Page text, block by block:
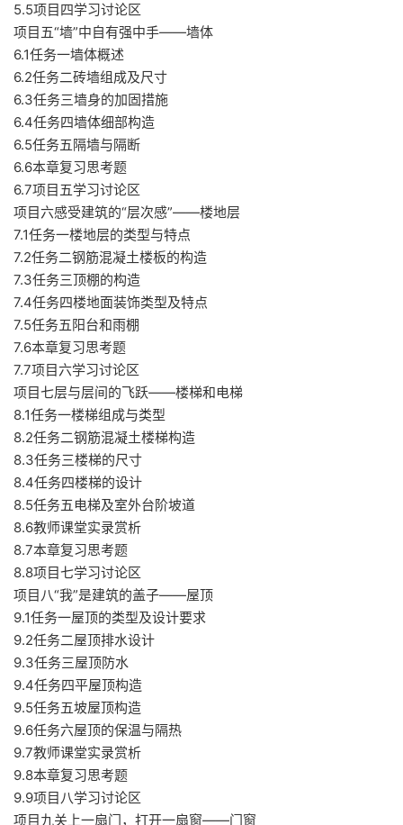
5.5项目四学习讨论区
项目五“墙”中自有强中手——墙体
6.1任务一墙体概述
6.2任务二砖墙组成及尺寸
6.3任务三墙身的加固措施
6.4任务四墙体细部构造
6.5任务五隔墙与隔断
6.6本章复习思考题
6.7项目五学习讨论区
项目六感受建筑的“层次感”——楼地层
7.1任务一楼地层的类型与特点
7.2任务二钢筋混凝土楼板的构造
7.3任务三顶棚的构造
7.4任务四楼地面装饰类型及特点
7.5任务五阳台和雨棚
7.6本章复习思考题
7.7项目六学习讨论区
项目七层与层间的飞跃——楼梯和电梯
8.1任务一楼梯组成与类型
8.2任务二钢筋混凝土楼梯构造
8.3任务三楼梯的尺寸
8.4任务四楼梯的设计
8.5任务五电梯及室外台阶坡道
8.6教师课堂实录赏析
8.7本章复习思考题
8.8项目七学习讨论区
项目八“我”是建筑的盖子——屋顶
9.1任务一屋顶的类型及设计要求
9.2任务二屋顶排水设计
9.3任务三屋顶防水
9.4任务四平屋顶构造
9.5任务五坡屋顶构造
9.6任务六屋顶的保温与隔热
9.7教师课堂实录赏析
9.8本章复习思考题
9.9项目八学习讨论区
项目九关上一扇门，打开一扇窗——门窗